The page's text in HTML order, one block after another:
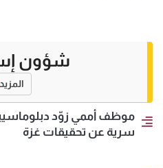
شؤون
المزيد
موظف أممي زوّد
سرية عن تحقيقات غزة